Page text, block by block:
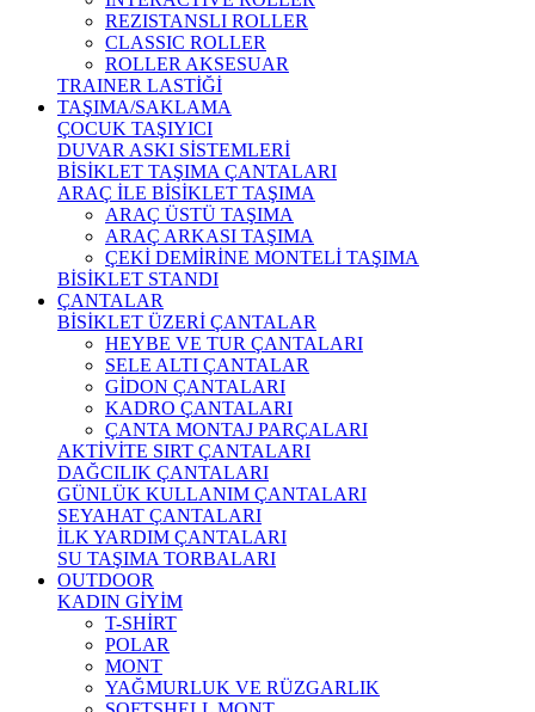
REZISTANSLI ROLLER
CLASSIC ROLLER
ROLLER AKSESUAR
TRAINER LASTİĞİ
TAŞIMA/SAKLAMA
ÇOCUK TAŞIYICI
DUVAR ASKI SİSTEMLERİ
BİSİKLET TAŞIMA ÇANTALARI
ARAÇ İLE BİSİKLET TAŞIMA
ARAÇ ÜSTÜ TAŞIMA
ARAÇ ARKASI TAŞIMA
ÇEKİ DEMİRİNE MONTELİ TAŞIMA
BİSİKLET STANDI
ÇANTALAR
BİSİKLET ÜZERİ ÇANTALAR
HEYBE VE TUR ÇANTALARI
SELE ALTI ÇANTALAR
GİDON ÇANTALARI
KADRO ÇANTALARI
ÇANTA MONTAJ PARÇALARI
AKTİVİTE SIRT ÇANTALARI
DAĞCILIK ÇANTALARI
GÜNLÜK KULLANIM ÇANTALARI
SEYAHAT ÇANTALARI
İLK YARDIM ÇANTALARI
SU TAŞIMA TORBALARI
OUTDOOR
KADIN GİYİM
T-SHİRT
POLAR
MONT
YAĞMURLUK VE RÜZGARLIK